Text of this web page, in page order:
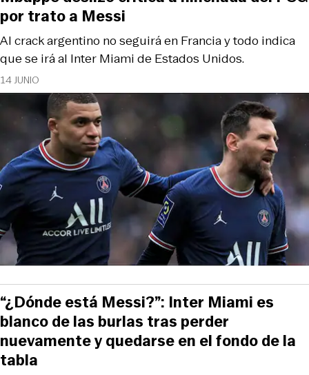
14 JUNIO
Al crack argentino no seguirá en Francia y todo indica
que se irá al Inter Miami de Estados Unidos.
por trato a Messi
“¿Dónde está Messi?”: Inter Miami es
blanco de las burlas tras perder
nuevamente y quedarse en el fondo de la
tabla